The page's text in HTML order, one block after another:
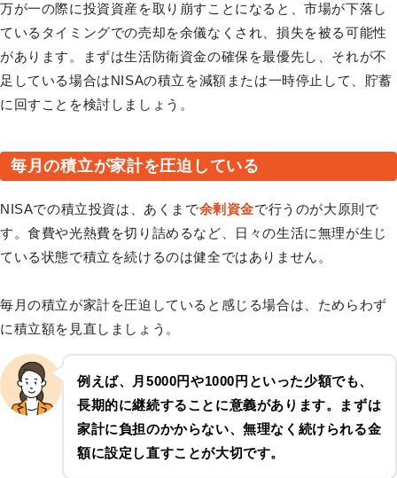
万が一の際に投資資産を取り崩すことになると、市場が下落し
ているタイミングでの売却を余儀なくされ、損失を被る可能性
があります。まずは生活防衛資金の確保を最優先し、それが不
足している場合はNISAの積立を減額または一時停止して、貯蓄
に回すことを検討しましょう。
毎月の積立が家計を圧迫している
NISAでの積立投資は、あくまで余剰資金で行うのが大原則で
す。食費や光熱費を切り詰めるなど、日々の生活に無理が生じ
ている状態で積立を続けるのは健全ではありません。
毎月の積立が家計を圧迫していると感じる場合は、ためらわず
に積立額を見直しましょう。
例えば、月5000円や1000円といった少額でも、
長期的に継続することに意義があります。まずは
家計に負担のかからない、無理なく続けられる金
額に設定し直すことが大切です。